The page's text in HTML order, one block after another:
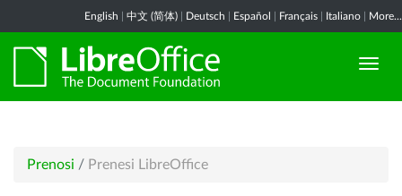
English 中文 (简体) Deutsch Español Français Italiano More...
Prenosi / Prenesi LibreOffice